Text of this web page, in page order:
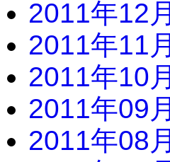
2011年12月
2011年11月
2011年10月
2011年09月
2011年08月